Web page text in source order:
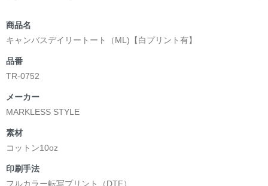
商品名
キャンバスデイリートート（ML)【白プリント有】
品番
TR-0752
メーカー
MARKLESS STYLE
素材
コットン10oz
印刷手法
フルカラー転写プリント（DTF）